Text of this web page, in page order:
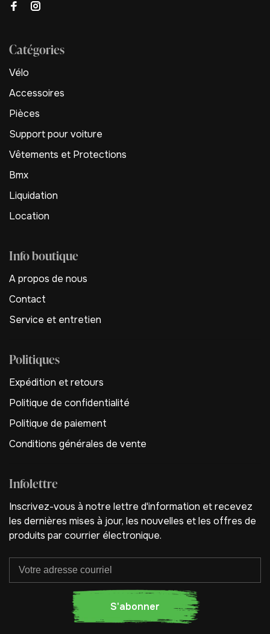
Catégories
Vélo
Accessoires
Pièces
Support pour voiture
Vêtements et Protections
Bmx
Liquidation
Location
Info boutique
A propos de nous
Contact
Service et entretien
Politiques
Expédition et retours
Politique de confidentialité
Politique de paiement
Conditions générales de vente
Infolettre
Inscrivez-vous à notre lettre d'information et recevez
les dernières mises à jour, les nouvelles et les offres de
produits par courrier électronique.
S'abonner